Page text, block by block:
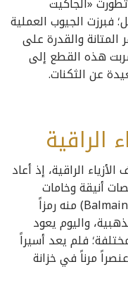
فبرزت الجيوب العملية
المتانة والقدرة على
هذه القطع إلى
عن الثكنات.
الراقية
الراقية، إذ أعاد
أنيقة وخامات
فاخرة، فيما جعلت دور مثل «بالمان» (Balmain) منه رمزاً
واليوم يعود
فلم يعد أسيراً
مرناً في خزانة